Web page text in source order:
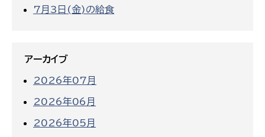
7月3日(金)の給食
アーカイブ
2026年07月
2026年06月
2026年05月